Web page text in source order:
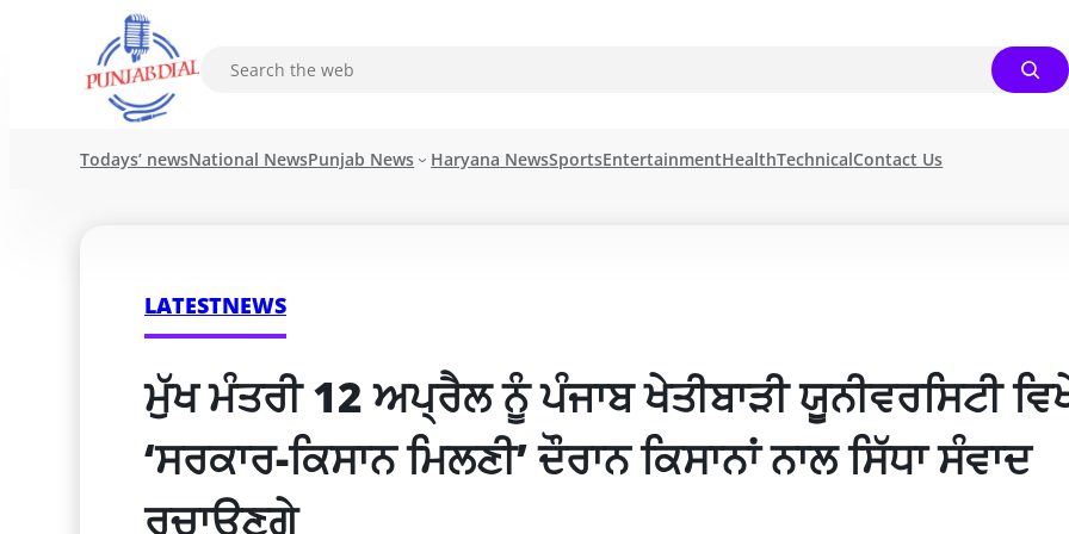
Todays’ newsNational NewsPunjab News Haryana NewsSportsEntertainmentHealthTechnicalContact Us
LATESTNEWS
ਮੁੱਖ ਮੰਤਰੀ 12 ਅਪ੍ਰੈਲ ਨੂੰ ਪੰਜਾਬ ਖੇਤੀਬਾੜੀ ਯੂਨੀਵਰਸਿਟੀ
‘ਸਰਕਾਰ-ਕਿਸਾਨ ਮਿਲਣੀ’ ਦੌਰਾਨ ਕਿਸਾਨਾਂ ਨਾਲ ਸਿੱਧਾ ਸੰਵਾਦ
ਰਚਾਉਣਗੇ